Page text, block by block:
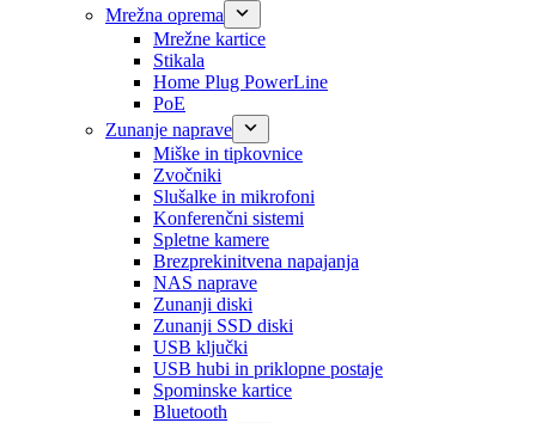
Mrežna oprema
Mrežne kartice
Stikala
Home Plug PowerLine
PoE
Zunanje naprave
Miške in tipkovnice
Zvočniki
Slušalke in mikrofoni
Konferenčni sistemi
Spletne kamere
Brezprekinitvena napajanja
NAS naprave
Zunanji diski
Zunanji SSD diski
USB ključki
USB hubi in priklopne postaje
Spominske kartice
Bluetooth